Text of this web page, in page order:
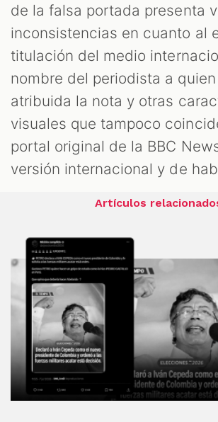
de la falsa portada presenta
inconsistencias en cuanto al
titulación del medio
nombre del periodista a
atribuida la nota y otras
visuales que tampoco
portal original de la BBC
versión internacional y de
Artículos